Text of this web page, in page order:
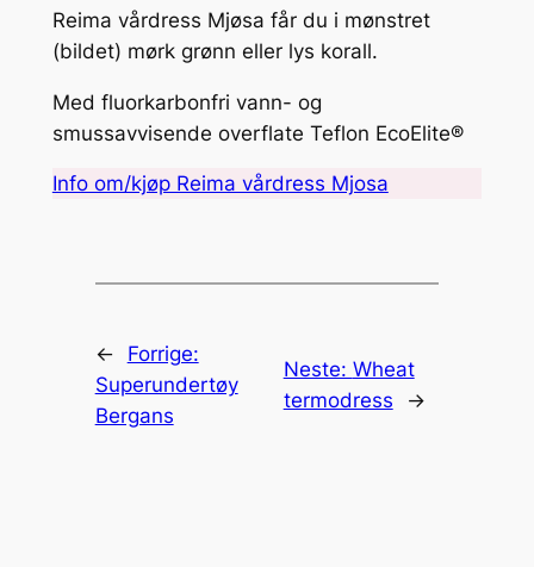
Reima vårdress Mjøsa får du i mønstret
(bildet) mørk grønn eller lys korall.
Med fluorkarbonfri vann- og
smussavvisende overflate Teflon EcoElite®
Info om/kjøp Reima vårdress Mjosa
←
Forrige:
Superundertøy
Bergans
Neste: Wheat
termodress
→